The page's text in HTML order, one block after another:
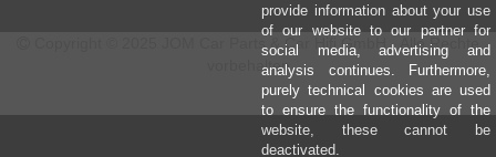
Copyright © 2025 JOM Car Parts & Car Hifi GmbH - Alle Rechte
vorbehalten
provide information about your use
of our website to our partner for
social media, advertising and
analysis continues. Furthermore,
purely technical cookies are used
to ensure the functionality of the
website, these cannot be
deactivated.